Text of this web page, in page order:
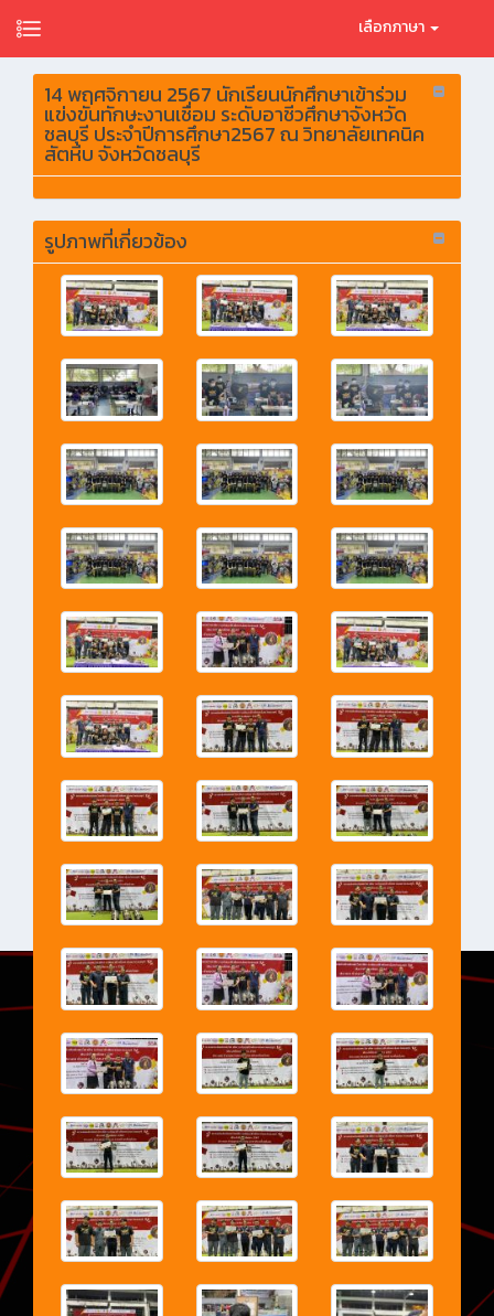
เลือกภาษา
14 พฤศจิกายน 2567 นักเรียนนักศึกษาเข้าร่วม
แข่งขันทักษะงานเชื่อม ระดับอาชีวศึกษาจังหวัด
ชลบุรี ประจำปีการศึกษา2567 ณ วิทยาลัยเทคนิค
สัตหีบ จังหวัดชลบุรี
รูปภาพที่เกี่ยวข้อง